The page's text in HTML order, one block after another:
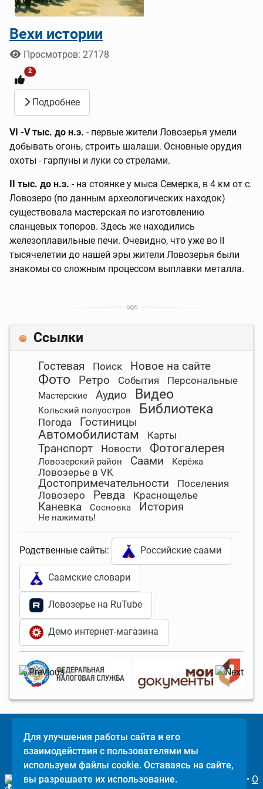
Вехи истории
Информация о материале
Просмотров: 27178
2
Подробнее
VI -V тыс. до н.э. - первые жители Ловозерья умели
добывать огонь, строить шалаши. Основные орудия
охоты - гарпуны и луки со стрелами.
II тыс. до н.э. - на стоянке у мыса Семерка, в 4 км от с.
Ловозеро (по данным археологических находок)
существовала мастерская по изготовлению
сланцевых топоров. Здесь же находились
железоплавильные печи. Очевидно, что уже во II
тысячелетии до нашей эры жители Ловозерья были
знакомы со сложным процессом выплавки металла.
Ссылки
Гостевая Поиск Новое на сайте
Фото Ретро События Персональные
Мастерские Аудио Видео
Кольский полуостров Библиотека
Погода Гостиницы
Автомобилистам Карты
Транспорт Новости Фотогалерея
Ловозерский район Саами Керёжа
Ловозерье в VK
Достопримечательности
Поселения
Ловозеро
Ревда Краснощелье
Каневка Сосновка История
Не нажимать!
Родственные сайты: Российские саами
Саамские словари
Ловозерье на RuTube
Демо интернет-магазина
Поделится
©
2011-2026
• О
Для улучшения работы сайта и его
взаимодействия с пользователями мы
используем файлы cookie. Оставаясь на сайте,
вы разрешаете их использование.